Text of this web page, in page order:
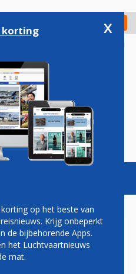
Check in
Vacatures
VOOR HET
korting x
op het beste van
Krijg onbeperkt
de bijbehorende Apps.
het Luchtvaartnieuws
mat.